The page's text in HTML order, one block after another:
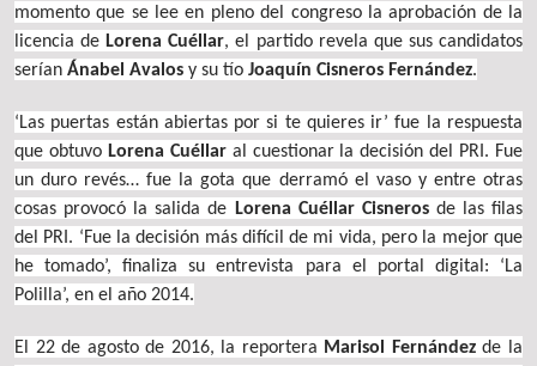
momento que se lee en pleno del congreso la aprobación de la
licencia de Lorena Cuéllar, el partido revela que sus candidatos
serían Ánabel Avalos y su tío Joaquín Cisneros Fernández.
‘Las puertas están abiertas por si te quieres ir’ fue la respuesta
que obtuvo Lorena Cuéllaral cuestionar la decisión del PRI. Fue
un duro revés… fue la gota que derramó el vaso y entre otras
cosas provocó la salida de
Lorena Cuéllar Cisnerosde las filas
del PRI. ‘Fue la decisión más difícil de mi vida, pero la mejor que
he tomado’, finaliza su entrevista para el portal digital: ‘La
Polilla’, en el año 2014.
El 22 de agosto de 2016, la reportera Marisol Fernándezde la